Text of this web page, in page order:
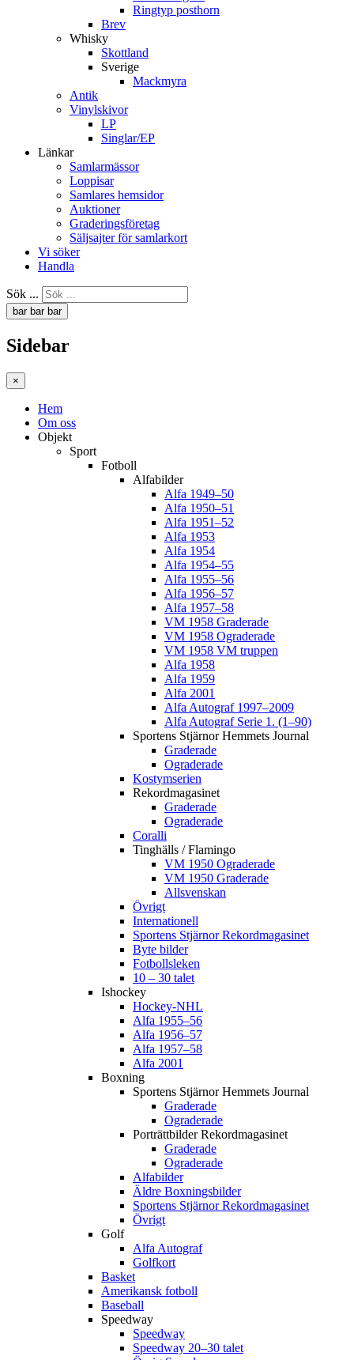
Ringtyp posthorn
Brev
Whisky
Skottland
Sverige
Mackmyra
Antik
Vinylskivor
LP
Singlar/EP
Länkar
Samlarmässor
Loppisar
Samlares hemsidor
Auktioner
Graderingsföretag
Säljsajter för samlarkort
Vi söker
Handla
Sök ...
bar bar bar
Sidebar
×
Hem
Om oss
Objekt
Sport
Fotboll
Alfabilder
Alfa 1949–50
Alfa 1950–51
Alfa 1951–52
Alfa 1953
Alfa 1954
Alfa 1954–55
Alfa 1955–56
Alfa 1956–57
Alfa 1957–58
VM 1958 Graderade
VM 1958 Ograderade
VM 1958 VM truppen
Alfa 1958
Alfa 1959
Alfa 2001
Alfa Autograf 1997–2009
Alfa Autograf Serie 1. (1–90)
Sportens Stjärnor Hemmets Journal
Graderade
Ograderade
Kostymserien
Rekordmagasinet
Graderade
Ograderade
Coralli
Tinghälls / Flamingo
VM 1950 Ograderade
VM 1950 Graderade
Allsvenskan
Övrigt
Internationell
Sportens Stjärnor Rekordmagasinet
Byte bilder
Fotbollsleken
10 – 30 talet
Ishockey
Hockey-NHL
Alfa 1955–56
Alfa 1956–57
Alfa 1957–58
Alfa 2001
Boxning
Sportens Stjärnor Hemmets Journal
Graderade
Ograderade
Porträttbilder Rekordmagasinet
Graderade
Ograderade
Alfabilder
Äldre Boxningsbilder
Sportens Stjärnor Rekordmagasinet
Övrigt
Golf
Alfa Autograf
Golfkort
Basket
Amerikansk fotboll
Baseball
Speedway
Speedway
Speedway 20–30 talet